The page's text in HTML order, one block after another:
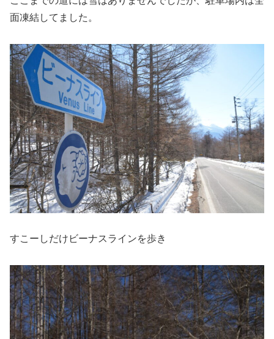
面凍結してました。
すこーしだけビーナスラインを歩き